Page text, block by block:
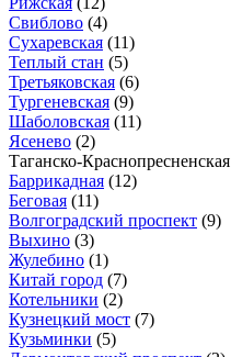
Свиблово (4)
Сухаревская (11)
Теплый стан (5)
Третьяковская (6)
Тургеневская (9)
Шаболовская (11)
Ясенево (2)
Таганско-Краснопресненская
Баррикадная (12)
Беговая (11)
Волгоградский проспект (9)
Выхино (3)
Жулебино (1)
Китай город (7)
Котельники (2)
Кузнецкий мост (7)
Кузьминки (5)